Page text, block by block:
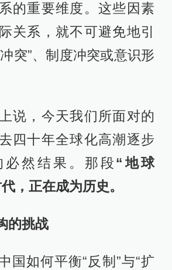
的重要维度。这些因素
关系，就不可避免地引
突”、制度冲突或意识形
说，今天我们所面对的
四十年全球化高潮逐步
必然结果。那段“地球
，正在成为历史。
的挑战
国如何平衡“反制”与“扩